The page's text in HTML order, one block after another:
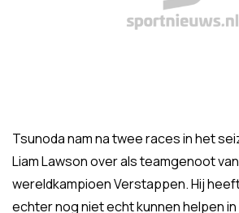
Tsunoda nam na twee races in het
Liam Lawson over als teamgenoot
wereldkampioen Verstappen. Hij
echter nog niet echt kunnen helpen